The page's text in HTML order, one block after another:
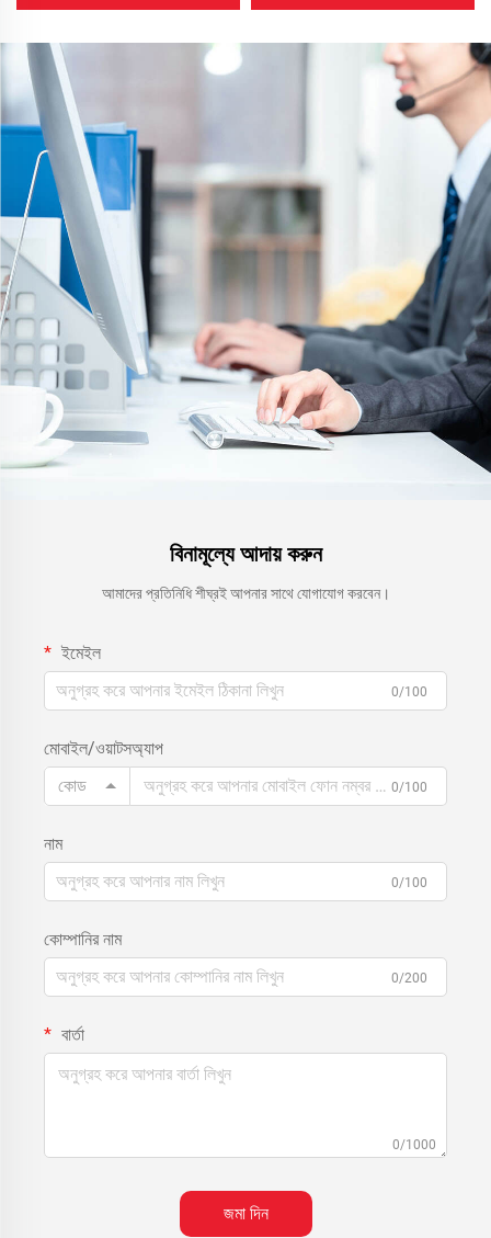
বিনামূল্যে আদায় করুন
আমাদের প্রতিনিধি শীঘ্রই আপনার সাথে যোগাযোগ করবেন।
ইমেইল
0/100
মোবাইল/ওয়াটসঅ্যাপ
কোড
0/100
নাম
0/100
কোম্পানির নাম
0/200
বার্তা
0/1000
জমা দিন